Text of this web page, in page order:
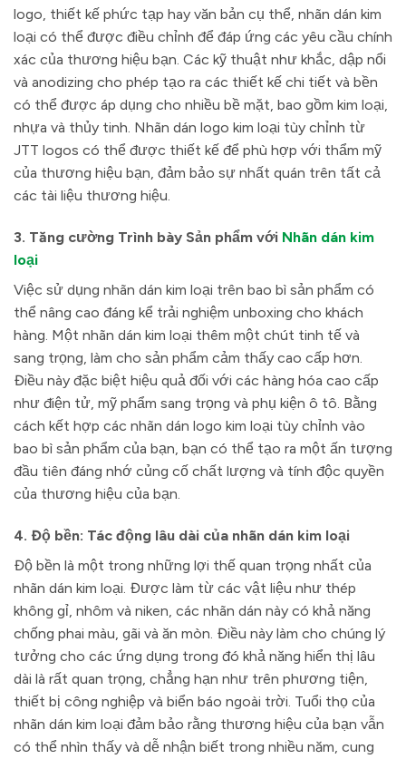
logo, thiết kế phức tạp hay văn bản cụ thể, nhãn dán kim
loại có thể được điều chỉnh để đáp ứng các yêu cầu chính
xác của thương hiệu bạn. Các kỹ thuật như khắc, dập nổi
và anodizing cho phép tạo ra các thiết kế chi tiết và bền
có thể được áp dụng cho nhiều bề mặt, bao gồm kim loại,
nhựa và thủy tinh. Nhãn dán logo kim loại tùy chỉnh từ
JTT logos có thể được thiết kế để phù hợp với thẩm mỹ
của thương hiệu bạn, đảm bảo sự nhất quán trên tất cả
các tài liệu thương hiệu.
3. Tăng cường Trình bày Sản phẩm với Nhãn dán kim
loại
Việc sử dụng nhãn dán kim loại trên bao bì sản phẩm có
thể nâng cao đáng kể trải nghiệm unboxing cho khách
hàng. Một nhãn dán kim loại thêm một chút tinh tế và
sang trọng, làm cho sản phẩm cảm thấy cao cấp hơn.
Điều này đặc biệt hiệu quả đối với các hàng hóa cao cấp
như điện tử, mỹ phẩm sang trọng và phụ kiện ô tô. Bằng
cách kết hợp các nhãn dán logo kim loại tùy chỉnh vào
bao bì sản phẩm của bạn, bạn có thể tạo ra một ấn tượng
đầu tiên đáng nhớ củng cố chất lượng và tính độc quyền
của thương hiệu của bạn.
4. Độ bền: Tác động lâu dài của nhãn dán kim loại
Độ bền là một trong những lợi thế quan trọng nhất của
nhãn dán kim loại. Được làm từ các vật liệu như thép
không gỉ, nhôm và niken, các nhãn dán này có khả năng
chống phai màu, gãi và ăn mòn. Điều này làm cho chúng lý
tưởng cho các ứng dụng trong đó khả năng hiển thị lâu
dài là rất quan trọng, chẳng hạn như trên phương tiện,
thiết bị công nghiệp và biển báo ngoài trời. Tuổi thọ của
nhãn dán kim loại đảm bảo rằng thương hiệu của bạn vẫn
có thể nhìn thấy và dễ nhận biết trong nhiều năm, cung